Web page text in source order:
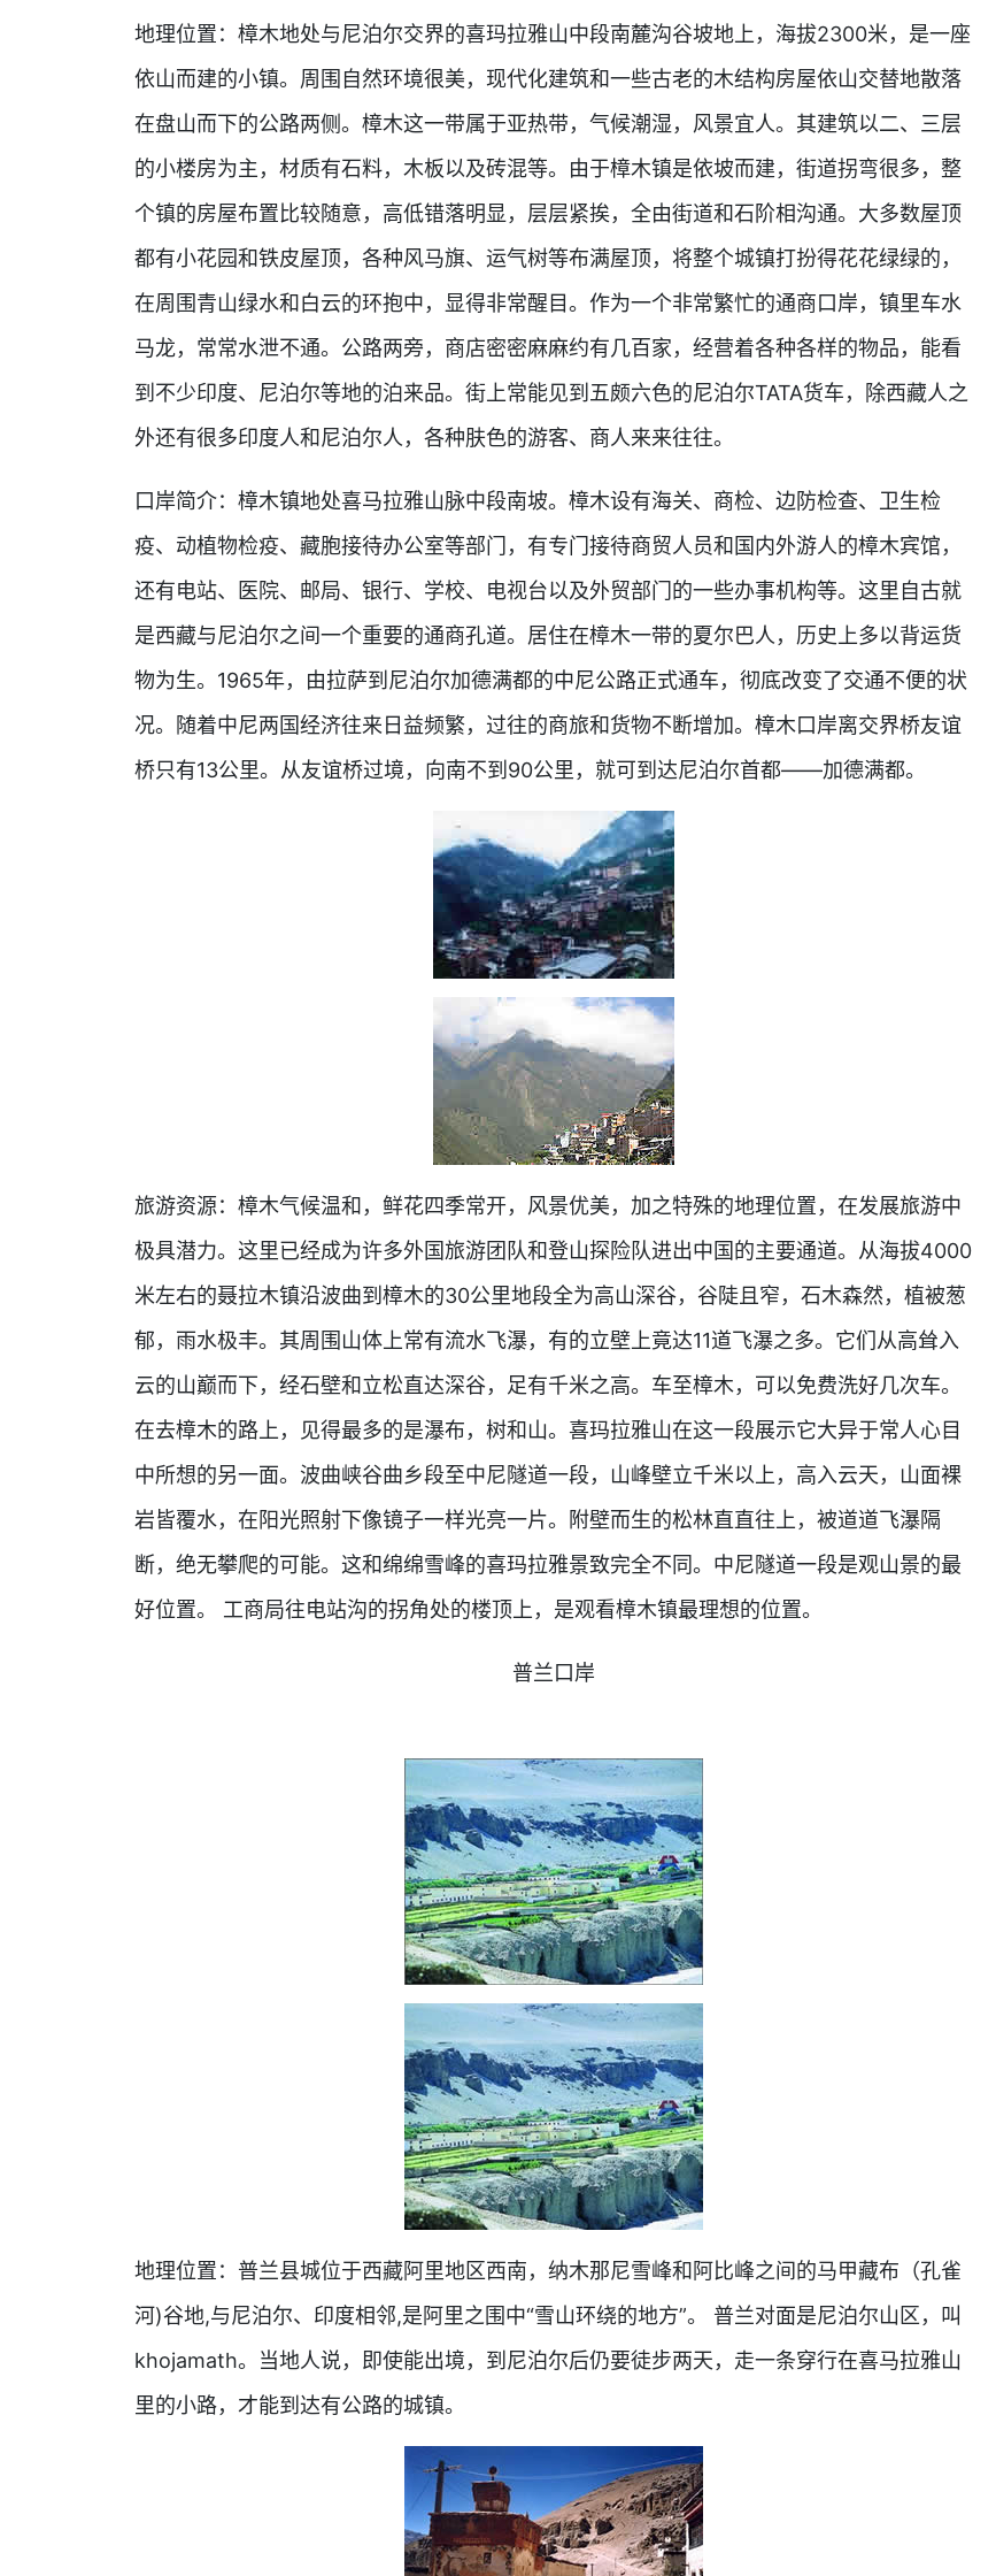
地理位置：樟木地处与尼泊尔交界的喜玛拉雅山中段南麓沟谷坡地上，海拔2300米，是一座
依山而建的小镇。周围自然环境很美，现代化建筑和一些古老的木结构房屋依山交替地散落
在盘山而下的公路两侧。樟木这一带属于亚热带，气候潮湿，风景宜人。其建筑以二、三层
的小楼房为主，材质有石料，木板以及砖混等。由于樟木镇是依坡而建，街道拐弯很多，整
个镇的房屋布置比较随意，高低错落明显，层层紧挨，全由街道和石阶相沟通。大多数屋顶
都有小花园和铁皮屋顶，各种风马旗、运气树等布满屋顶，将整个城镇打扮得花花绿绿的，
在周围青山绿水和白云的环抱中，显得非常醒目。作为一个非常繁忙的通商口岸，镇里车水
马龙，常常水泄不通。公路两旁，商店密密麻麻约有几百家，经营着各种各样的物品，能看
到不少印度、尼泊尔等地的泊来品。街上常能见到五颇六色的尼泊尔TATA货车，除西藏人之
外还有很多印度人和尼泊尔人，各种肤色的游客、商人来来往往。
口岸简介：樟木镇地处喜马拉雅山脉中段南坡。樟木设有海关、商检、边防检查、卫生检
疫、动植物检疫、藏胞接待办公室等部门，有专门接待商贸人员和国内外游人的樟木宾馆，
还有电站、医院、邮局、银行、学校、电视台以及外贸部门的一些办事机构等。这里自古就
是西藏与尼泊尔之间一个重要的通商孔道。居住在樟木一带的夏尔巴人，历史上多以背运货
物为生。1965年，由拉萨到尼泊尔加德满都的中尼公路正式通车，彻底改变了交通不便的状
况。随着中尼两国经济往来日益频繁，过往的商旅和货物不断增加。樟木口岸离交界桥友谊
桥只有13公里。从友谊桥过境，向南不到90公里，就可到达尼泊尔首都——加德满都。
旅游资源：樟木气候温和，鲜花四季常开，风景优美，加之特殊的地理位置，在发展旅游中
极具潜力。这里已经成为许多外国旅游团队和登山探险队进出中国的主要通道。从海拔4000
米左右的聂拉木镇沿波曲到樟木的30公里地段全为高山深谷，谷陡且窄，石木森然，植被葱
郁，雨水极丰。其周围山体上常有流水飞瀑，有的立壁上竟达11道飞瀑之多。它们从高耸入
云的山巅而下，经石壁和立松直达深谷，足有千米之高。车至樟木，可以免费洗好几次车。
在去樟木的路上，见得最多的是瀑布，树和山。喜玛拉雅山在这一段展示它大异于常人心目
中所想的另一面。波曲峡谷曲乡段至中尼隧道一段，山峰壁立千米以上，高入云天，山面裸
岩皆覆水，在阳光照射下像镜子一样光亮一片。附壁而生的松林直直往上，被道道飞瀑隔
断，绝无攀爬的可能。这和绵绵雪峰的喜玛拉雅景致完全不同。中尼隧道一段是观山景的最
好位置。 工商局往电站沟的拐角处的楼顶上，是观看樟木镇最理想的位置。
普兰口岸
地理位置：普兰县城位于西藏阿里地区西南，纳木那尼雪峰和阿比峰之间的马甲藏布（孔雀
河)谷地,与尼泊尔、印度相邻,是阿里之围中“雪山环绕的地方”。 普兰对面是尼泊尔山区，叫
khojamath。当地人说，即使能出境，到尼泊尔后仍要徒步两天，走一条穿行在喜马拉雅山
里的小路，才能到达有公路的城镇。